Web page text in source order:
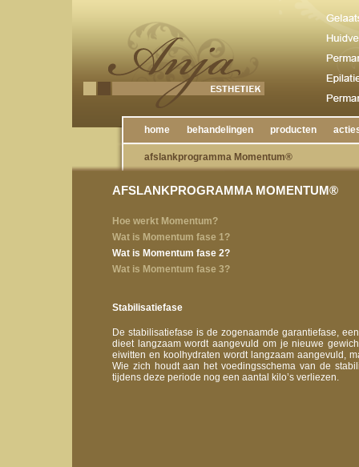
home behandelingen producten
afslankprogramma Momentum®
AFSLANKPROGRAMMA MOMENTUM®
Hoe werkt Momentum?
Wat is Momentum fase 1?
Wat is Momentum fase 2?
Wat is Momentum fase 3?
Stabilisatiefase
De stabilisatiefase is de zogenaamde garantiefase,
dieet langzaam wordt aangevuld om je nieuwe
eiwitten en koolhydraten wordt langzaam aangevuld,
Wie zich houdt aan het voedingsschema van de
tijdens deze periode nog een aantal kilo’s verliezen.